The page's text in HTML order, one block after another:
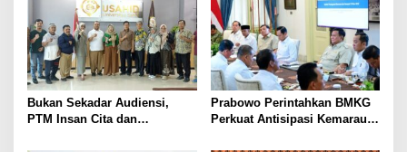
Bersama LKLH FH UHAMKA
Bukan Sekadar Audiensi,
PTM Insan Cita dan
Prabowo Perintahkan BMKG
Perkuat Antisipasi Kemarau